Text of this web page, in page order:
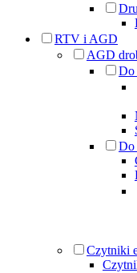
RTV i AGD
AGD
Do
Do
Czytniki